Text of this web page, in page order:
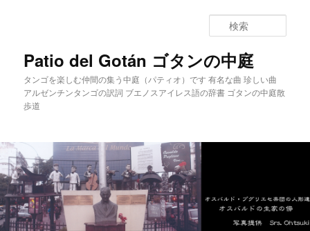
動
Patio del Gotán ゴタンの中庭
タンゴを楽しむ仲間の集う中庭（パティオ）です 有名な曲 珍しい曲
アルゼンチンタンゴの訳詞 ブエノスアイレス語の辞書 ゴタンの中庭散
歩道
索